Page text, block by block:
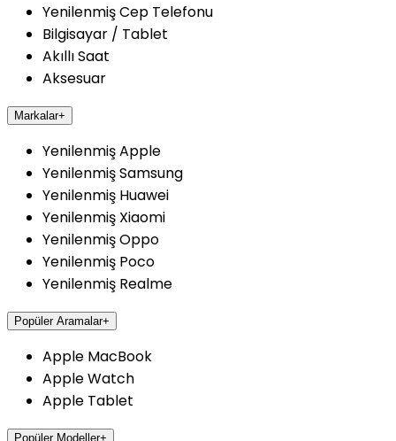
Yenilenmiş Cep Telefonu
Bilgisayar / Tablet
Akıllı Saat
Aksesuar
Markalar+
Yenilenmiş Apple
Yenilenmiş Samsung
Yenilenmiş Huawei
Yenilenmiş Xiaomi
Yenilenmiş Oppo
Yenilenmiş Poco
Yenilenmiş Realme
Popüler Aramalar+
Apple MacBook
Apple Watch
Apple Tablet
Popüler Modeller+